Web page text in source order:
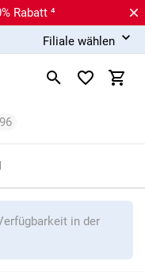
Rabatt ⁴
Filiale wählen
96
in der